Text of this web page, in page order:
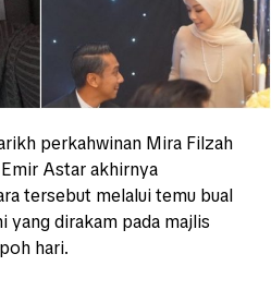
perkahwinan Mira Filzah
Astar akhirnya
tersebut melalui temu bual
yang dirakam pada majlis
hari.